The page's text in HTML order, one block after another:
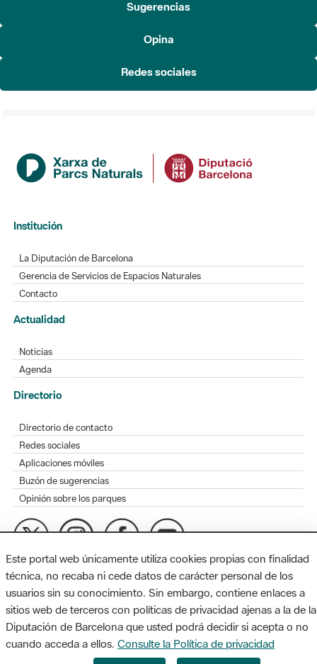
Sugerencias
Opina
Redes sociales
Institución
La Diputación de Barcelona
Gerencia de Servicios de Espacios Naturales
Contacto
Actualidad
Noticias
Agenda
Directorio
Directorio de contacto
Redes sociales
Aplicaciones móviles
Buzón de sugerencias
Opinión sobre los parques
MAPA WEB
Diputación de Barcelona. Edifici Llacuna, 1a planta. Badajoz, 49.
08005 Barcelona. Tel. 934 022 428 / xarxaparcs@diba.cat
Este portal web únicamente utiliza cookies propias con finalidad
técnica, no recaba ni cede datos de carácter personal de los
usuarios sin su conocimiento. Sin embargo, contiene enlaces a
sitios web de terceros con políticas de privacidad ajenas a la de la
Diputación de Barcelona que usted podrá decidir si acepta o no
cuando acceda a ellos. Consulte la Política de privacidad